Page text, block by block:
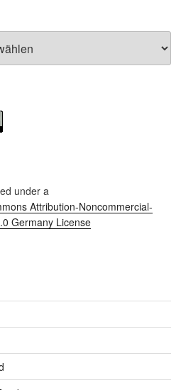
under a
Attribution-Noncommercial-
Germany License